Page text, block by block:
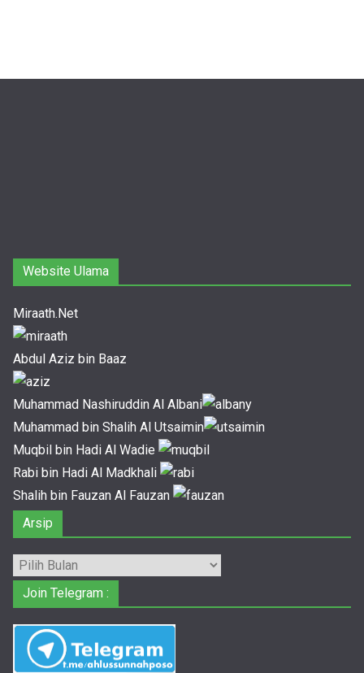
Website Ulama
Miraath.Net
Abdul Aziz bin Baaz
Muhammad Nashiruddin Al Albani
Muhammad bin Shalih Al Utsaimin
Muqbil bin Hadi Al Wadie
Rabi bin Hadi Al Madkhali
Shalih bin Fauzan Al Fauzan
Arsip
Arsip
Join Telegram :